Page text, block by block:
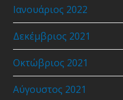
Ιανουάριος 2022
Δεκέμβριος 2021
Οκτώβριος 2021
Αύγουστος 2021